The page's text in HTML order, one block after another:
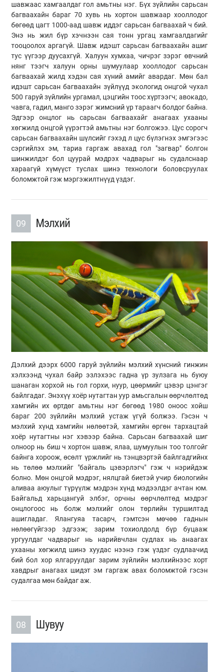
шавжаас хамгаалдаг гол амьтны нэг. Бүх зүйлийн сарьсан
багваахайн бараг 70 хувь нь хортон шавжаар хооллодог
бөгөөд цагт 1000-аад шавж иддэг сарьсан багваахай ч бий.
Энэ нь жил бүр хэчнээн сая тонн ургац хамгаалдагийг
тооцоолох аргагүй. Шавж идэшт сарьсан багваахайн ашиг
тус үүгээр дуусахгүй. Халуун хумхаа, чичрэг зэрэг өвчний
нянг тээгч халуун орны шумуулаар хооллодог сарьсан
багваахай жилд хэдэн сая хүний амийг авардаг. Мөн бал
идэшт сарьсан багваахайн зүйлүүд экологид онцгой чухал
500 гаруй зүйлийн ургамал, цэцгийн тоос хүртээгч; авокадо,
чавга, гадил, манго зэрэг жимсний үр тараагч болдог байна.
Эдгээр онцлог нь сарьсан багваахайг анагаах ухааны
хөгжилд онцгой үүрэгтэй амьтны нэг болгожээ. Цус сорогч
сарьсан багваахайн шүлсийг гэхэд л цус бүлэгнэх эмгэгээс
сэргийлэх эм, тариа гаргаж авахад гол "загвар" болгон
шинжилдэг бол цуурай мэдрэх чадварыг нь судалснаар
хараагүй хүмүүст туслах шинэ технологи боловсруулах
боломжтой гэж мэргэжилтнүүд үздэг.
09 Мэлхий
Дэлхий дээрх 6000 гаруй зүйлийн мэлхий хүнсний гинжин
хэлхээнд чухал байр эзлэхээс гадна үр зулзага нь буюу
шанаган хорхой нь гол горхи, нуур, цөөрмийг цэвэр цэнгэг
байлгадаг. Энэхүү хоёр нутагтан уур амьсгалын өөрчлөлтөд
хамгийн их өртдөг амьтны нэг бөгөөд 1980 оноос хойш
бараг 200 зүйлийн мэлхий устаж үгүй болжээ. Гэсэн ч
мэлхий хүнд хамгийн нөлөөтэй, хамгийн өргөн тархацтай
хоёр нутагтны нэг хэвээр байна. Сарьсан багваахай шиг
олноор нь биш ч хортон шавж, ялаа, шумуулын тоо толгойг
байнга хороож, өсөлт үржлийг нь тэнцвэртэй байлгадгийнх
нь төлөө мэлхийг "байгаль цэвэрлэгч" гэж ч нэрийдэж
болно. Мөн онцгой мэдрэг, нялцгай биетэй учир биологийн
аливаа аюулыг түрүүлж мэдрэн хүнд мэдээлдэг ачтан юм.
Байгальд харьцангуй элбэг, орчны өөрчлөлтөд мэдрэг
онцлогоос нь болж мэлхийг олон төрлийн туршилтад
ашигладаг. Ялангуяа тасарч, гэмтсэн мөчөө гаднын
нөлөөгүйгээр эдгээж; зарим тохиолдолд бүр буцааж
ургуулдаг чадварыг нь нарийвчлан судлах нь анаагах
ухааны хөгжилд шинэ хуудас нээнэ гэж үздэг судлаачид
бий бол хор ялгаруулдаг зарим зүйлийн мэлхийнээс хорт
хавдрыг анагаах шидэт эм гаргаж авах боломжтой гэсэн
судалгаа мөн байдаг аж.
08 Шувуу